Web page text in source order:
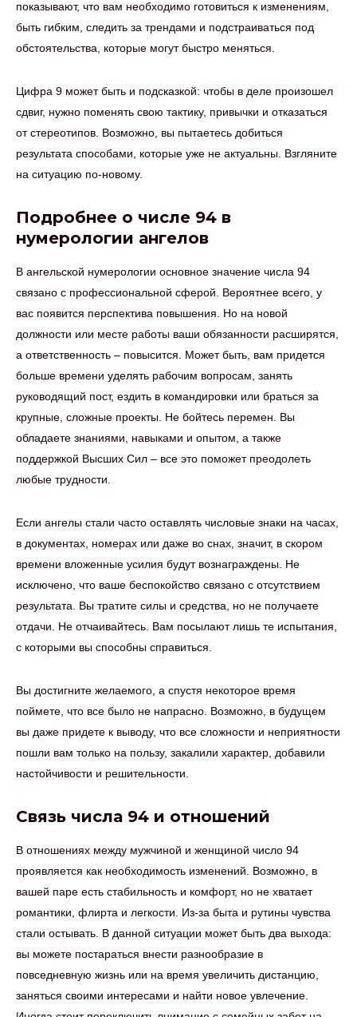
показывают, что вам необходимо готовиться к изменениям,
быть гибким, следить за трендами и подстраиваться под
обстоятельства, которые могут быстро меняться.
Цифра 9 может быть и подсказкой: чтобы в деле произошел
сдвиг, нужно поменять свою тактику, привычки и отказаться
от стереотипов. Возможно, вы пытаетесь добиться
результата способами, которые уже не актуальны. Взгляните
на ситуацию по-новому.
Подробнее о числе 94 в
нумерологии ангелов
В ангельской нумерологии основное значение числа 94
связано с профессиональной сферой. Вероятнее всего, у
вас появится перспектива повышения. Но на новой
должности или месте работы ваши обязанности расширятся,
а ответственность – повысится. Может быть, вам придется
больше времени уделять рабочим вопросам, занять
руководящий пост, ездить в командировки или браться за
крупные, сложные проекты. Не бойтесь перемен. Вы
обладаете знаниями, навыками и опытом, а также
поддержкой Высших Сил – все это поможет преодолеть
любые трудности.
Если ангелы стали часто оставлять числовые знаки на часах,
в документах, номерах или даже во снах, значит, в скором
времени вложенные усилия будут вознаграждены. Не
исключено, что ваше беспокойство связано с отсутствием
результата. Вы тратите силы и средства, но не получаете
отдачи. Не отчаивайтесь. Вам посылают лишь те испытания,
с которыми вы способны справиться.
Вы достигните желаемого, а спустя некоторое время
поймете, что все было не напрасно. Возможно, в будущем
вы даже придете к выводу, что все сложности и неприятности
пошли вам только на пользу, закалили характер, добавили
настойчивости и решительности.
Связь числа 94 и отношений
В отношениях между мужчиной и женщиной число 94
проявляется как необходимость изменений. Возможно, в
вашей паре есть стабильность и комфорт, но не хватает
романтики, флирта и легкости. Из-за быта и рутины чувства
стали остывать. В данной ситуации может быть два выхода:
вы можете постараться внести разнообразие в
повседневную жизнь или на время увеличить дистанцию,
заняться своими интересами и найти новое увлечение.